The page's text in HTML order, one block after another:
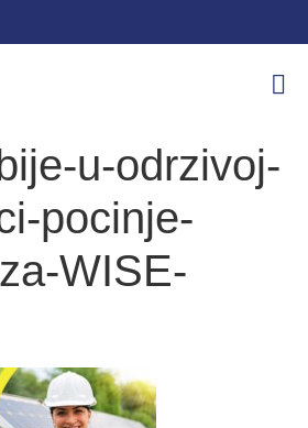
u-odrzivoj-
pocinje-
WISE-